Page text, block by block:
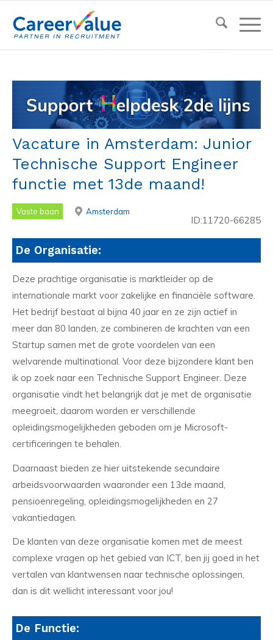
Vacature in Amsterdam: Junior
Technische Support Engineer
functie met 13de maand!
Vaste baan Amsterdam
ID:11720-66285
De Organisatie:
Deze prachtige organisatie is marktleider op de
internationale markt voor zakelijke en financiële software.
Het bedrijf bestaat al bijna 40 jaar en ze zijn actief in
meer dan 80 landen, ze combineren de krachten van een
Startup samen met de grote voordelen van een
welvarende multinational. Voor deze bijzondere klant ben
ik op zoek naar een Technische Support Engineer. Deze
organisatie vindt het belangrijk dat je met de organisatie
meegroeit, daarom worden er verschillende
opleidingsmogelijkheden geboden om je Microsoft-
certificeringen te behalen.
Daarnaast bieden ze hier uitstekende secundaire
arbeidsvoorwaarden waaronder een 13de maand,
pensioenregeling, opleidingsmogelijkheden en 27
vakantiedagen.
De klanten van deze organisatie komen met de meest
complexe vragen op het gebied van ICT, ben jij goed in het
vertalen van klantwensen naar technische oplossingen,
dan is dit wellicht interessant voor jou!
De Functie: